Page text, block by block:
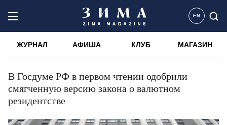
EN
ЖУРНАЛ АФИША КЛУБ МАГАЗИН
В Госдуме РФ в первом чтении одобрили
смягченную версию закона о валютном
резидентстве